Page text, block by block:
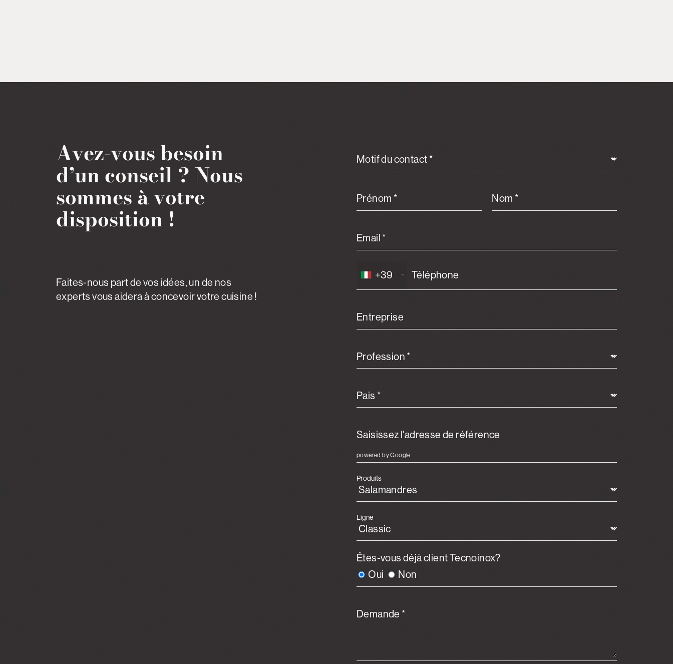
Avez-vous besoin
d’un conseil ?Nous
sommes à votre
disposition !
Faites-nous part de vos idées, un de nos
experts vous aidera à concevoir votre cuisine !
Motif du contact *
Prénom * Nom *
Email *
+39
Entreprise
Profession *
Pais *
powered by Google
Produits
Ligne
Êtes-vous déjà client Tecnoinox?
Oui
Non
Demande *